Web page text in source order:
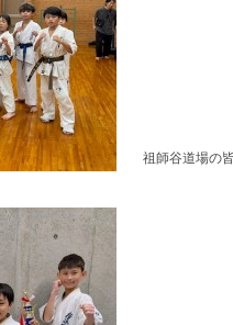
祖師谷道場の